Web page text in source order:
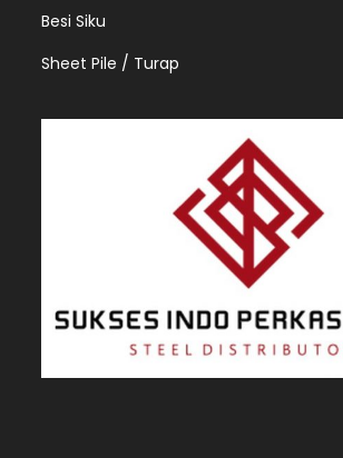
Besi Siku
Sheet Pile / Turap